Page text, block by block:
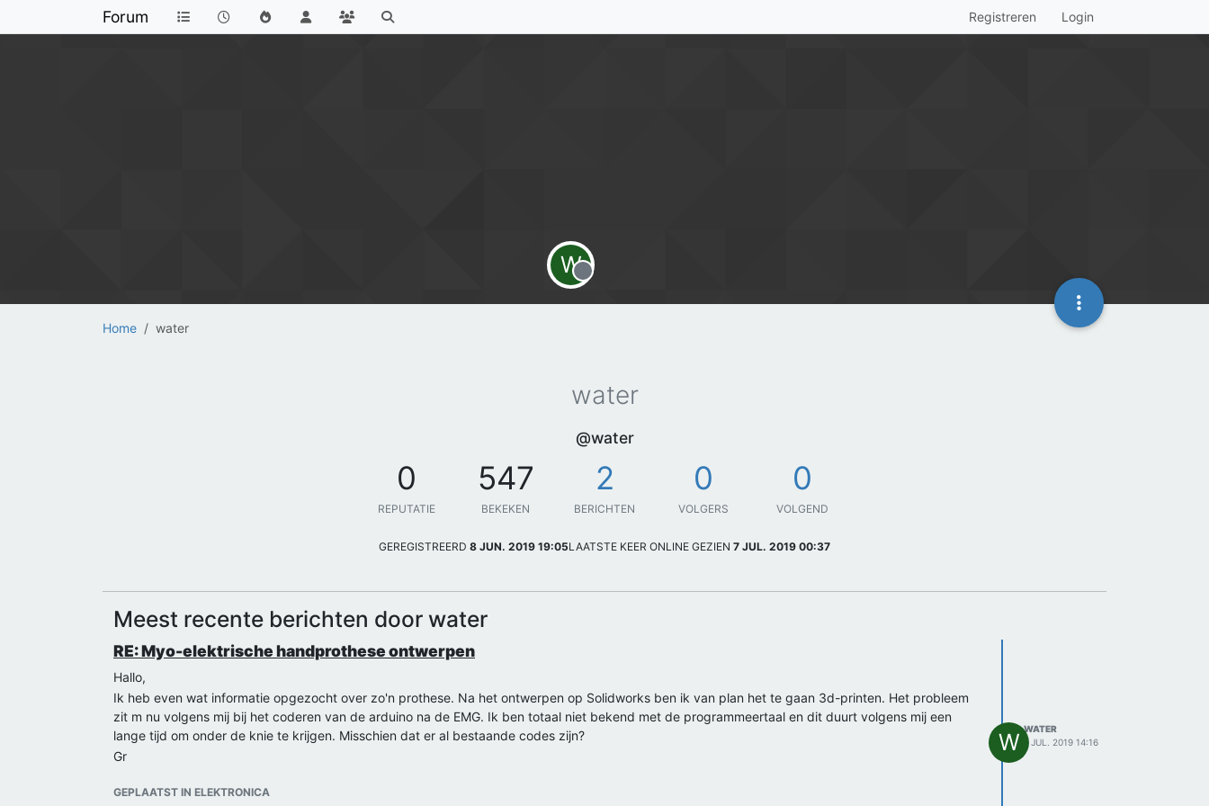
Forum Registreren Login
Home water
W
Offline
water
@water
0
REPUTATIE
547
BEKEKEN
2
BERICHTEN
0
VOLGERS
0
VOLGEND
GEREGISTREERD 8 JUN. 2019 19:05LAATSTE KEER ONLINE GEZIEN 7 JUL. 2019 00:37
Meest recente berichten door water
RE: Myo-elektrische handprothese ontwerpen
Hallo,
Ik heb even wat informatie opgezocht over zo'n prothese. Na het ontwerpen op Solidworks ben ik van plan het te gaan 3d-printen. Het probleem
zit m nu volgens mij bij het coderen van de arduino na de EMG. Ik ben totaal niet bekend met de programmeertaal en dit duurt volgens mij een
lange tijd om onder de knie te krijgen. Misschien dat er al bestaande codes zijn?
Gr
GEPLAATST IN ELEKTRONICA
W WATER
1 JUL. 2019 14:16